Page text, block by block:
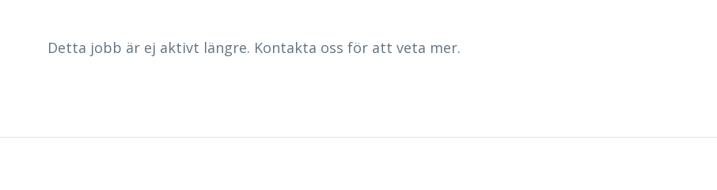
Detta jobb är ej aktivt längre. Kontakta oss för att veta mer.